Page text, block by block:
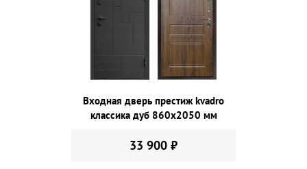
Входная дверь престиж kvadro
классика дуб 860х2050 мм
33 900 ₽